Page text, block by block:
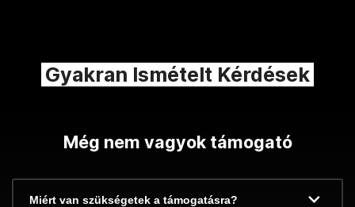
Gyakran Ismételt Kérdések
Még nem vagyok támogató
Miért van szükségetek a támogatásra?